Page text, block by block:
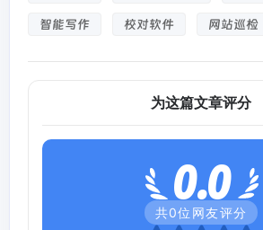
个性化敏感词库：支持自定义敏感
选择校对类型，如错别字检查、敏
AI自动分析文本并生成校对报告，
智能写作 校对软件 网站巡检
为这篇文章评分
0.0
共0位网友评分